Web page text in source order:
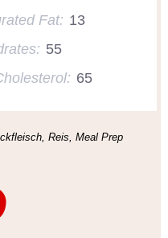
Fat: 13
55
65
Reis, Meal Prep